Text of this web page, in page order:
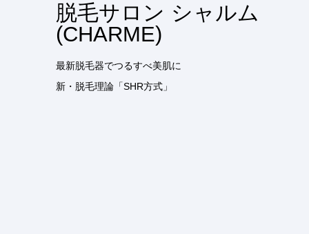
脱毛サロン シャルム
(CHARME)
最新脱毛器でつるすべ美肌に
新・脱毛理論「SHR方式」